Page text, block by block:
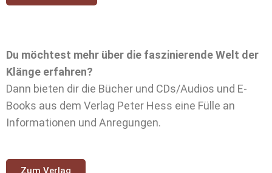
Du möchtest mehr über die faszinierende Welt der
Klänge erfahren?
Dann bieten dir die Bücher und CDs/Audios und E-
Books aus dem Verlag Peter Hess eine Fülle an
Informationen und Anregungen.
Zum Verlag